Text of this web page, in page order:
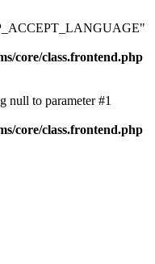
core/class.frontend.php
null to parameter #1
core/class.frontend.php